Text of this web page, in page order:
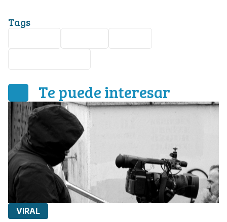
Tags
Te puede interesar
VIRAL